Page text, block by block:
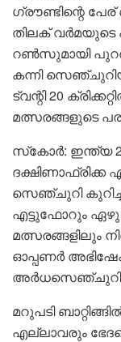
ഗ്രൗണ്ടിന്റെ
തിലക് വർമയുടെ
റണ്‍സുമായി
കന്നി
ട്വന്റി 20
മത്സരങ്ങളുടെ
സ്‌കോര്‍: ഇന്ത്യ
ദക്ഷിണാഫ്രിക്ക
സെഞ്ചുറി
എട്ടുഫോറും ഏഴു
മത്സരങ്ങളിലും
ഓപ്പണര്‍
അര്‍ധസെഞ്ചുറി
മറുപടി
എല്ലാവരും